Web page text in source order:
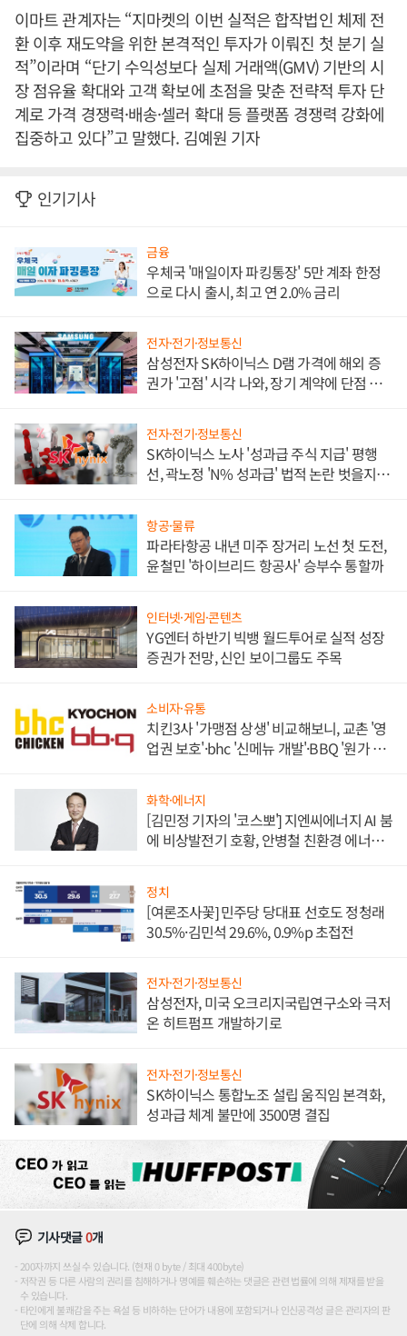
이마트 관계자는 “지마켓의 이번 실적은 합작법인 체제 전
환 이후 재도약을 위한 본격적인 투자가 이뤄진 첫 분기 실
적”이라며 “단기 수익성보다 실제 거래액(GMV) 기반의 시
장 점유율 확대와 고객 확보에 초점을 맞춘 전략적 투자 단
계로 가격 경쟁력·배송·셀러 확대 등 플랫폼 경쟁력 강화에
집중하고 있다”고 말했다. 김예원 기자
인기기사
금융
우체국 '매일이자 파킹통장' 5만 계좌 한정
으로 다시 출시, 최고 연 2.0% 금리
전자·전기·정보통신
삼성전자 SK하이닉스 D램 가격에 해외 증
권가 '고점' 시각 나와, 장기 계약에 단점 부
전자·전기·정보통신
SK하이닉스 노사 '성과급 주식 지급' 평행
선, 곽노정 'N% 성과급' 법적 논란 벗을지 주
항공·물류
파라타항공 내년 미주 장거리 노선 첫 도전,
윤철민 '하이브리드 항공사' 승부수 통할까
인터넷·게임·콘텐츠
YG엔터 하반기 빅뱅 월드투어로 실적 성장
증권가 전망, 신인 보이그룹도 주목
소비자·유통
치킨3사 '가맹점 상생' 비교해보니, 교촌 '영
업권 보호'·bhc '신메뉴 개발'·BBQ '원가 부
화학·에너지
[김민정 기자의 '코스뽀'] 지엔씨에너지 AI 붐
에 비상발전기 호황, 안병철 친환경 에너지
정치
[여론조사꽃] 민주당 당대표 선호도 정청래
30.5%·김민석 29.6%, 0.9%p 초접전
전자·전기·정보통신
삼성전자, 미국 오크리지국립연구소와 극저
온 히트펌프 개발하기로
전자·전기·정보통신
SK하이닉스 통합노조 설립 움직임 본격화,
성과급 체계 불만에 3500명 결집
기사댓글0개
200자까지 쓰실 수 있습니다. (현재 0 byte / 최대 400byte)
저작권 등 다른 사람의 권리를 침해하거나 명예를 훼손하는 댓글은 관련 법률에 의해 제재를 받을
수 있습니다.
타인에게 불쾌감을 주는 욕설 등 비하하는 단어가 내용에 포함되거나 인신공격성 글은 관리자의 판
단에 의해 삭제 합니다.